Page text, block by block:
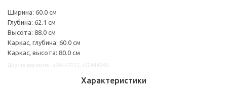
Ширина: 60.0 см
Глубина: 62.1 см
Высота: 88.0 см
Каркас, глубина: 60.0 см
Каркас, высота: 80.0 см
Характеристики